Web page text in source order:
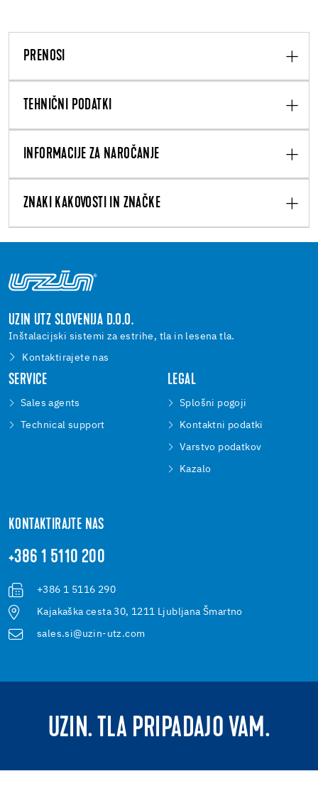
PRENOSI
TEHNIČNI PODATKI
INFORMACIJE ZA NAROČANJE
ZNAKI KAKOVOSTI IN ZNAČKE
UZIN UTZ SLOVENIJA D.O.O.
Inštalacijski sistemi za estrihe, tla in lesena tla.
Kontaktirajete nas
SERVICE
Sales agents
Technical support
LEGAL
Splošni pogoji
Kontaktni podatki
Varstvo podatkov
Kazalo
KONTAKTIRAJTE NAS
+386 1 5110 200
+386 1 5116 290
Kajakaška cesta 30, 1211 Ljubljana Šmartno
sales.si@uzin-utz.com
UZIN. TLA PRIPADAJO VAM.